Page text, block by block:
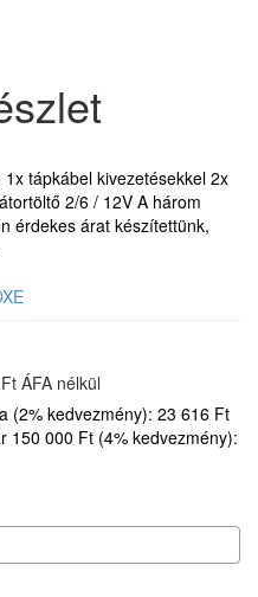
tápkábel kivezetésekkel 2x
2/6 / 12V A három
érdekes árat készítettünk,
ÁFA nélkül
(2% kedvezmény): 23 616 Ft
150 000 Ft (4% kedvezmény):